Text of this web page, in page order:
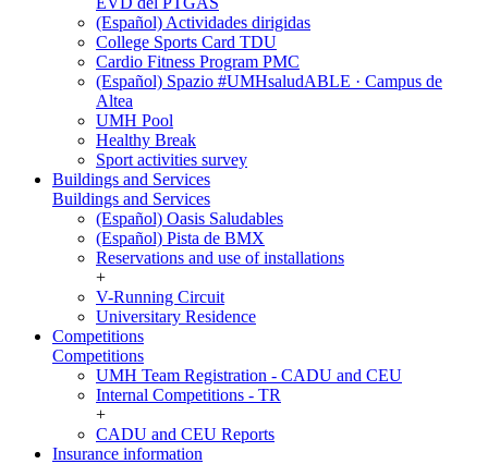
(Español) Actividades dirigidas
College Sports Card TDU
Cardio Fitness Program PMC
(Español) Spazio #UMHsaludABLE · Campus de
Altea
UMH Pool
Healthy Break
Sport activities survey
Buildings and Services
Buildings and Services
(Español) Oasis Saludables
(Español) Pista de BMX
Reservations and use of installations
+
V-Running Circuit
Universitary Residence
Competitions
Competitions
UMH Team Registration - CADU and CEU
Internal Competitions - TR
+
CADU and CEU Reports
Insurance information